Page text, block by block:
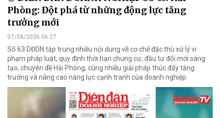
Phòng: Đột phá từ những động lực tăng
trưởng mới
07/08/2026 06:27
Số 63 DĐDN tập trung nhiều nội dung về cơ chế đặc thù xử lý vi
phạm pháp luật, quy định thời hạn chung cư, đầu tư đổi mới sáng
tạo, chuyên đề Hải Phòng, cùng nhiều giải pháp thúc đẩy tăng
trưởng và nâng cao năng lực cạnh tranh của doanh nghiệp.